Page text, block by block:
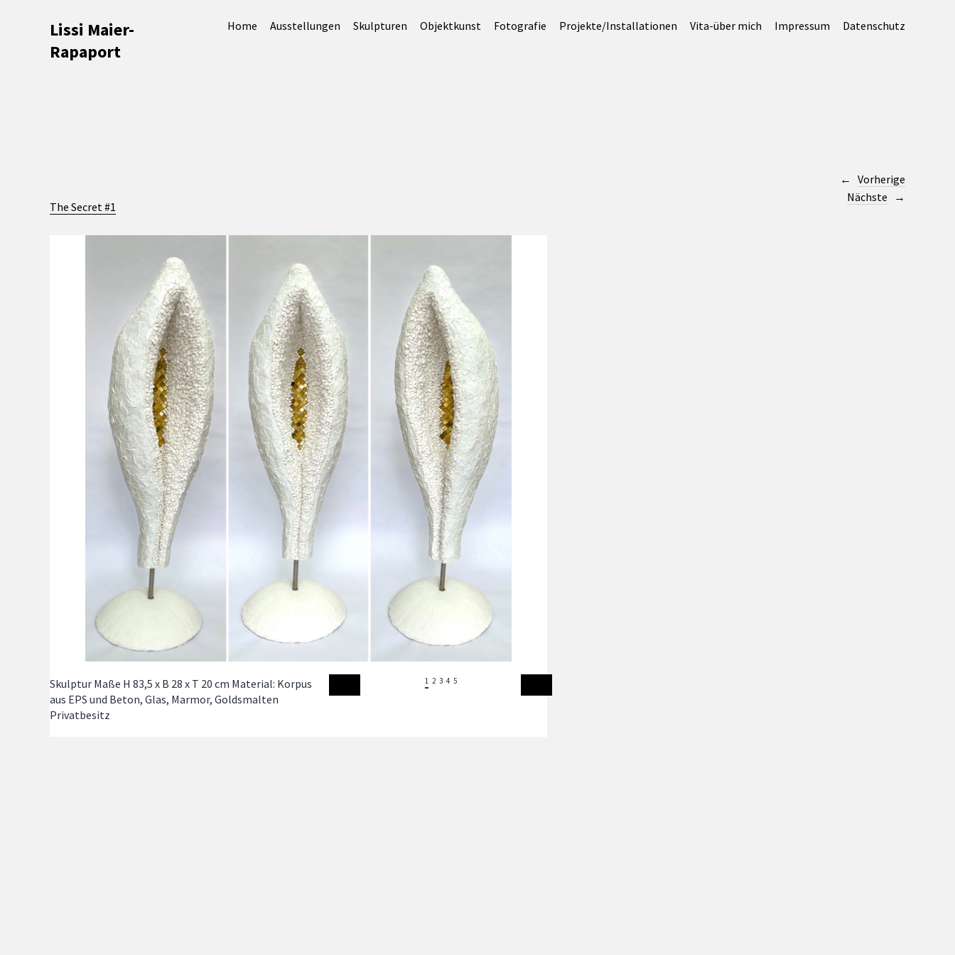
Home Ausstellungen Skulpturen Objektkunst Fotografie Projekte/Installationen Vita-über mich Impressum Datenschutz
Lissi Maier-
Rapaport
The Secret #1
Skulptur Maße H 83,5 x B 28 x T 20 cm Material: Korpus
aus EPS und Beton, Glas, Marmor, Goldsmalten
Privatbesitz
1 2 3 4 5
Vorherige
Nächste